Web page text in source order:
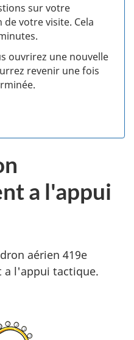
sur votre
votre visite. Cela
ouvrirez une nouvelle
revenir une fois
a l'appui
aérien 419e
a l'appui tactique.